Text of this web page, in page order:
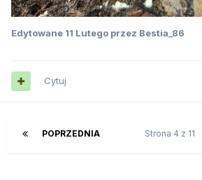
Edytowane 11 Lutego przez Bestia_86
Cytuj
POPRZEDNIA Strona 4 z 11